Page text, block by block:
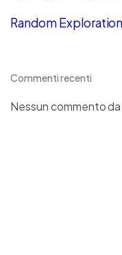
Random
Commenti recenti
Nessun commento